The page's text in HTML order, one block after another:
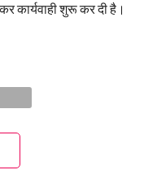
कार्यवाही शुरू कर दी है।